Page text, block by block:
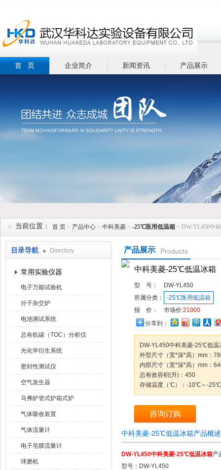
首 页 企业简介 新闻资讯 产品展示
当前位置： 首 页 > 产品中心 > 中科美菱 > -25℃医用低温箱 > DW-YL450中
目录导航 Directory
常用实验仪器
电子万能试验机
分子杂交炉
电池测试系统
总有机碳（TOC）分析仪
光化学衍生系统
密封性测试仪
空气发生器
马弗炉管式炉箱式炉
气体吸收装置
气体流量计
电子皂膜流量计
球磨机
产品展示 Products
中科美菱-25℃低温冰箱
型 号：
DW-YL450
所属分类：
-25℃医用低温箱
报 价：
市场价:21000
分享到：
DW-YL450中科美菱-25℃低温
外型尺寸（宽*深*高）mm：
内部尺寸（宽*深*高）mm：
总有效容积(升)：450
存储温度（℃）：-10℃～-25℃
咨询订购
中科美菱-25℃低温冰箱产品概
DW-YL450中科美菱-25℃低温冰箱产
型号：DW-YL450